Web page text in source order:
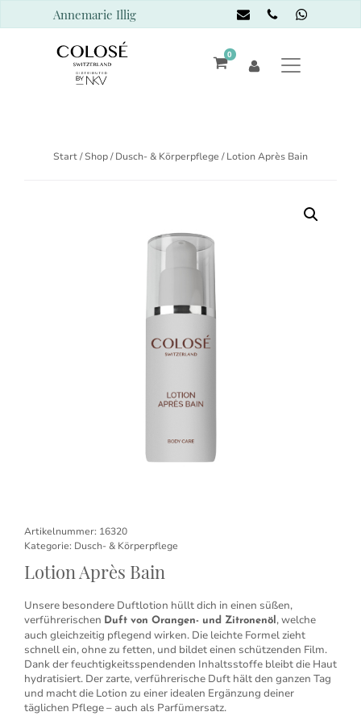
Annemarie Illig
0
Start/Shop/Dusch- & Körperpflege / Lotion Après Bain
Artikelnummer: 16320
Kategorie: Dusch- & Körperpflege
Lotion Après Bain
Unsere besondere Duftlotion hüllt dich in einen süßen,
verführerischen Duft von Orangen- und Zitronenöl , welche
auch gleichzeitig pflegend wirken. Die leichte Formel zieht
schnell ein, ohne zu fetten, und bildet einen schützenden Film.
Dank der feuchtigkeitsspendenden Inhaltsstoffe bleibt die Haut
hydratisiert. Der zarte, verführerische Duft hält den ganzen Tag
und macht die Lotion zu einer idealen Ergänzung deiner
täglichen Pflege – auch als Parfümersatz.